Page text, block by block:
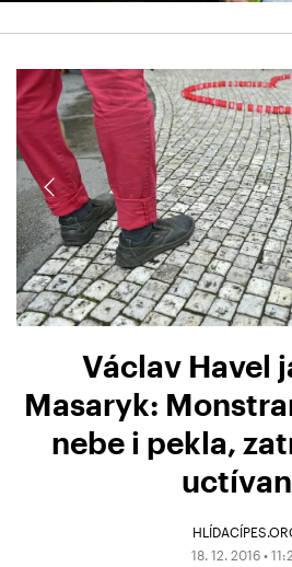
Václav Havel
Masaryk:
nebe i pekla,
18. 12. 2016 •